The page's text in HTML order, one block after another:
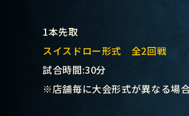
1本先取
スイスドロー形式 全2回戦
試合時間:30分
※店舗毎に大会形式が異なる場合